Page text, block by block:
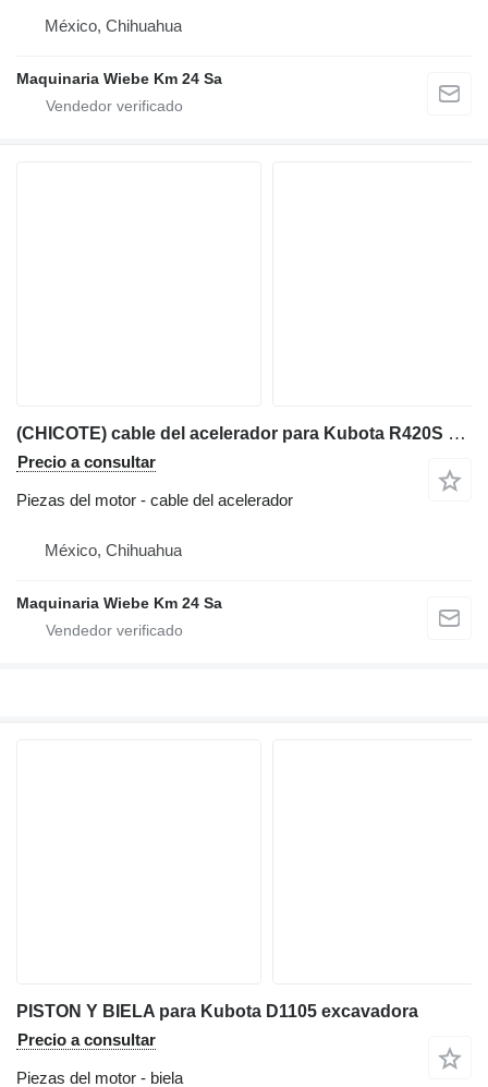
México, Chihuahua
Maquinaria Wiebe Km 24 Sa
(CHICOTE) cable del acelerador para Kubota R420S retroexcavadora
Precio a consultar
Piezas del motor - cable del acelerador
México, Chihuahua
Maquinaria Wiebe Km 24 Sa
PISTON Y BIELA para Kubota D1105 excavadora
Precio a consultar
Piezas del motor - biela